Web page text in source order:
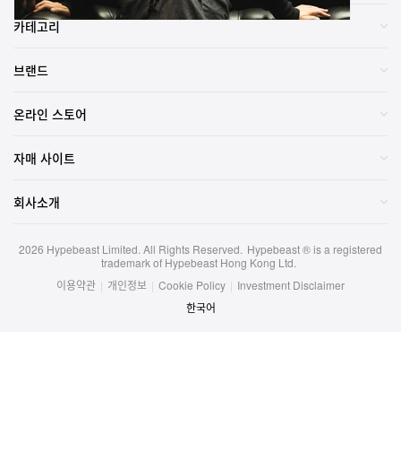
카테고리
브랜드
온라인 스토어
자매 사이트
회사소개
2026 Hypebeast Limited. All Rights Reserved. Hypebeast ® is a registered
trademark of Hypebeast Hong Kong Ltd.
이용약관 | 개인정보 | Cookie Policy | Investment Disclaimer
한국어